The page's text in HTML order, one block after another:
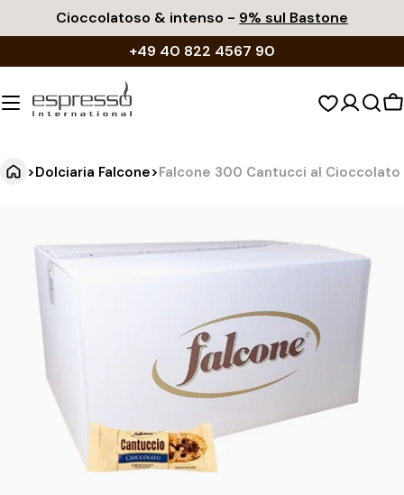
al
Cioccolatoso & intenso - 9% sul Bastone
+49 40 822 4567 90
>Dolciaria Falcone>Falcone 300 Cantucci al Cioccolato
informazioni
prodotto